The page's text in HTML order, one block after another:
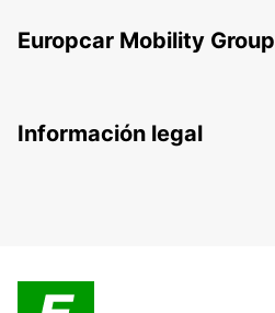
Europcar Mobility Group
Información legal